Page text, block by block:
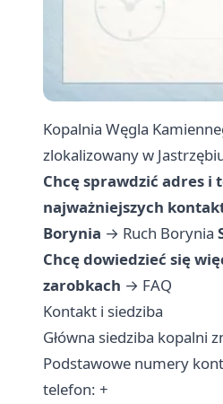
Kopalnia Węgla
zlokalizowany w
Chcę sprawdzić adres i
najważniejszych
Borynia → Ruch Borynia
Chcę dowiedzieć się
zarobkach → FAQ
Kontakt i siedziba
Główna siedziba kopalni
Podstawowe numery
telefon: +